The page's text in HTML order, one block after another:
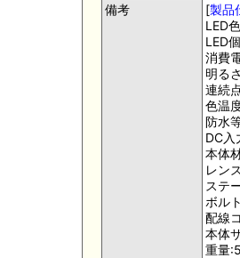
備考
[製品
LED
LED
消費
明る
連続
色温
防水
DC入
本体
レン
ステ
ボル
配線
本体
重量